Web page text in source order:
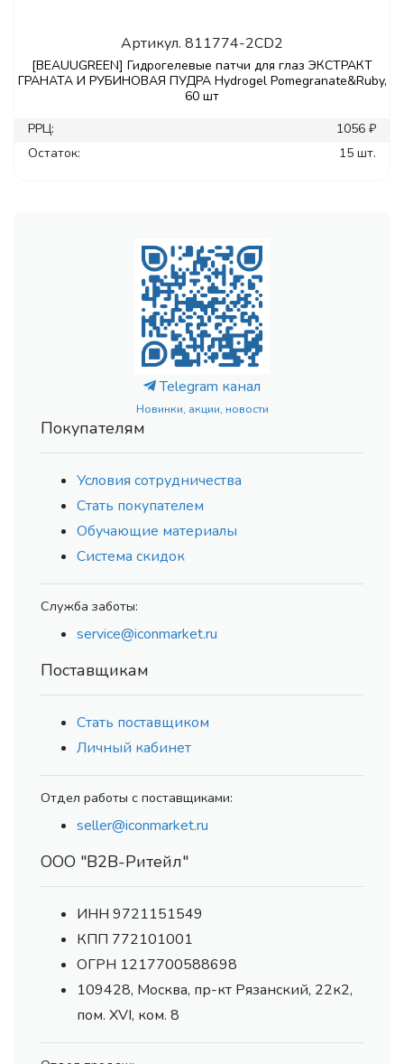
Артикул. 811774-2CD2
[BEAUUGREEN] Гидрогелевые патчи для глаз ЭКСТРАКТ
ГРАНАТА И РУБИНОВАЯ ПУДРА Hydrogel Pomegranate&Ruby,
60 шт
РРЦ:
1056 ₽
Остаток:
15 шт.
Telegram канал
Новинки, акции, новости
Покупателям
Условия сотрудничества
Стать покупателем
Обучающие материалы
Система скидок
Служба заботы:
service@iconmarket.ru
Поставщикам
Стать поставщиком
Личный кабинет
Отдел работы с поставщиками:
seller@iconmarket.ru
ООО "В2В-Ритейл"
ИНН 9721151549
КПП 772101001
ОГРН 1217700588698
109428, Москва, пр-кт Рязанский, 22к2,
пом. XVI, ком. 8